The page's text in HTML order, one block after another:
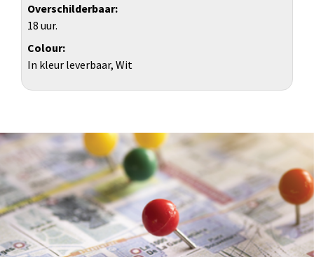
Overschilderbaar
18 uur.
Colour
In kleur leverbaar, Wit